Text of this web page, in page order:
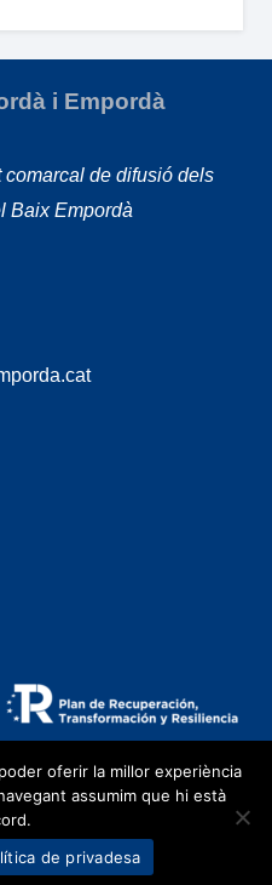
i Empordà
comarcal de difusió dels
Baix Empordà
oferir la millor experiència
assumim que hi està
de privadesa